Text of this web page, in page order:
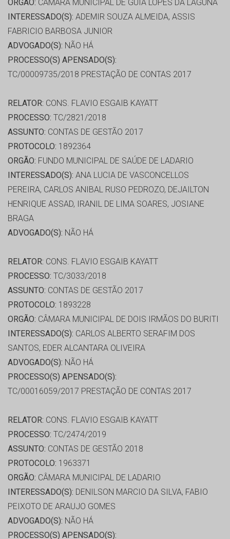
ORGÃO: CÂMARA MUNICIPAL DE GUIA LOPES DA LAGUNA
INTERESSADO(S): ADEMIR SOUZA ALMEIDA, ASSIS
FABRICIO BARBOSA JUNIOR
ADVOGADO(S): NÃO HÁ
PROCESSO(S) APENSADO(S):
TC/00009735/2018 PRESTAÇÃO DE CONTAS 2017
RELATOR: CONS. FLAVIO ESGAIB KAYATT
PROCESSO: TC/2821/2018
ASSUNTO: CONTAS DE GESTÃO 2017
PROTOCOLO: 1892364
ORGÃO: FUNDO MUNICIPAL DE SAÚDE DE LADARIO
INTERESSADO(S): ANA LUCIA DE VASCONCELLOS
PEREIRA, CARLOS ANIBAL RUSO PEDROZO, DEJAILTON
HENRIQUE ASSAD, IRANIL DE LIMA SOARES, JOSIANE
BRAGA
ADVOGADO(S): NÃO HÁ
RELATOR: CONS. FLAVIO ESGAIB KAYATT
PROCESSO: TC/3033/2018
ASSUNTO: CONTAS DE GESTÃO 2017
PROTOCOLO: 1893228
ORGÃO: CÂMARA MUNICIPAL DE DOIS IRMÃOS DO BURITI
INTERESSADO(S): CARLOS ALBERTO SERAFIM DOS
SANTOS, EDER ALCANTARA OLIVEIRA
ADVOGADO(S): NÃO HÁ
PROCESSO(S) APENSADO(S):
TC/00016059/2017 PRESTAÇÃO DE CONTAS 2017
RELATOR: CONS. FLAVIO ESGAIB KAYATT
PROCESSO: TC/2474/2019
ASSUNTO: CONTAS DE GESTÃO 2018
PROTOCOLO: 1963371
ORGÃO: CÂMARA MUNICIPAL DE LADARIO
INTERESSADO(S): DENILSON MARCIO DA SILVA, FABIO
PEIXOTO DE ARAUJO GOMES
ADVOGADO(S): NÃO HÁ
PROCESSO(S) APENSADO(S):